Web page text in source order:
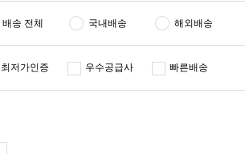
배송 전체 국내배송 해외배송
최저가인증 우수공급사 빠른배송